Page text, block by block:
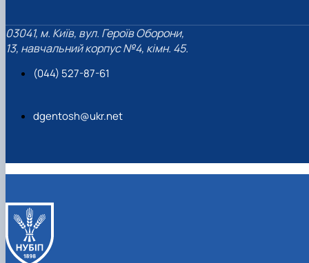
03041, м. Київ, вул. Героїв Оборони,
13, навчальний корпус №4, кімн. 45.
(044) 527-87-61
dgentosh@ukr.net